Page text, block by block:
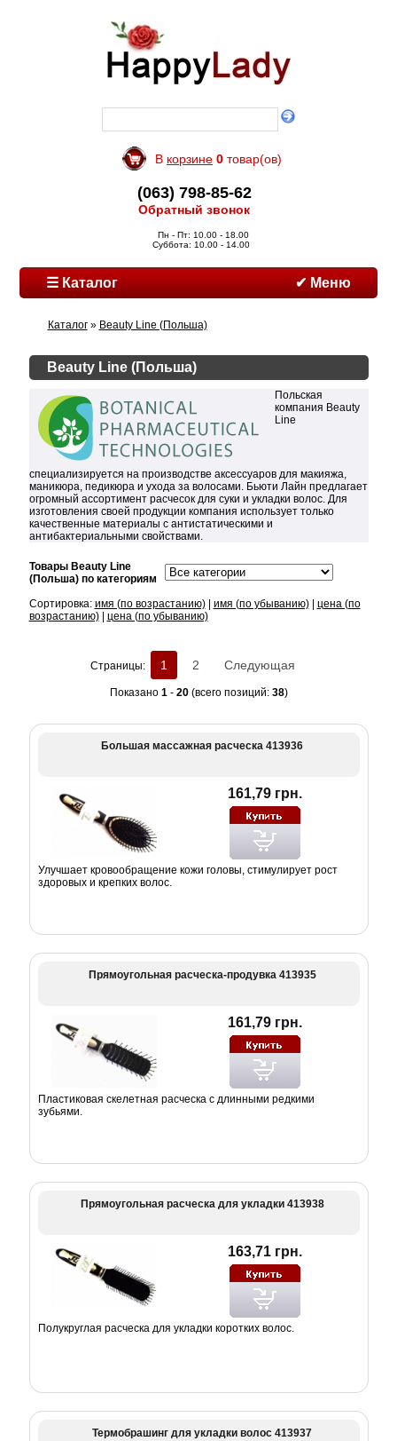
В корзине 0 товар(ов)
(063) 798-85-62
Обратный звонок
Пн - Пт: 10.00 - 18.00
Суббота: 10.00 - 14.00
☰ Каталог ✔ Меню
Каталог» Beauty Line (Польша)
Beauty Line (Польша)
Польская
компания Beauty
Line
специализируется на производстве аксессуаров для макияжа,
маникюра, педикюра и ухода за волосами. Бьюти Лайн предлагает
огромный ассортимент расчесок для суки и укладки волос. Для
изготовления своей продукции компания использует только
качественные материалы с антистатическими и
антибактериальными свойствами.
Товары Beauty Line
(Польша) по категориям
Сортировка: имя (по возрастанию)| имя (по убыванию)| цена (по
возрастанию)| цена (по убыванию)
Страницы: 1 2 Следующая
Показано 1- 20(всего позиций: 38)
Большая массажная расческа 413936
161,79 грн.
Улучшает кровообращение кожи головы, стимулирует рост
здоровых и крепких волос.
Прямоугольная расческа-продувка 413935
161,79 грн.
Пластиковая скелетная расческа с длинными редкими
зубьями.
Прямоугольная расческа для укладки 413938
163,71 грн.
Полукруглая расческа для укладки коротких волос.
Термобрашинг для укладки волос 413937